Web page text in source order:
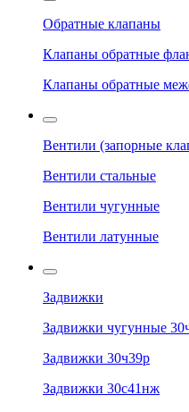
Обратные клапаны
Клапаны обратные
Клапаны обратные
Вентили (запорные
Вентили стальные
Вентили чугунные
Вентили латунные
Задвижки
Задвижки чугунные
Задвижки 30ч39р
Задвижки 30с41нж